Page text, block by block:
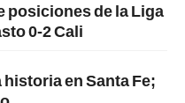
posiciones de la Liga
0-2 Cali
en Santa Fe;